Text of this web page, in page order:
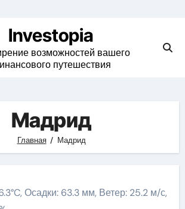
Investopia
возможностей вашего
путешествия
Мадрид
Главная Мадрид
Осадки: 63.3 мм, Ветер: 25.2 м/с,